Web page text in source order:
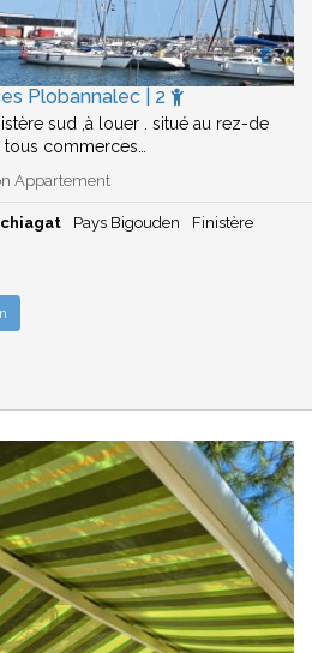
Plobannalec | 2
sud ,à louer . situé au rez-de
commerces…
Appartement
Pays Bigouden
Finistère